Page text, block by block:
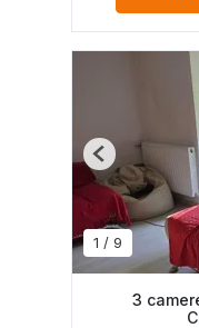
1 / 9
Previous
3